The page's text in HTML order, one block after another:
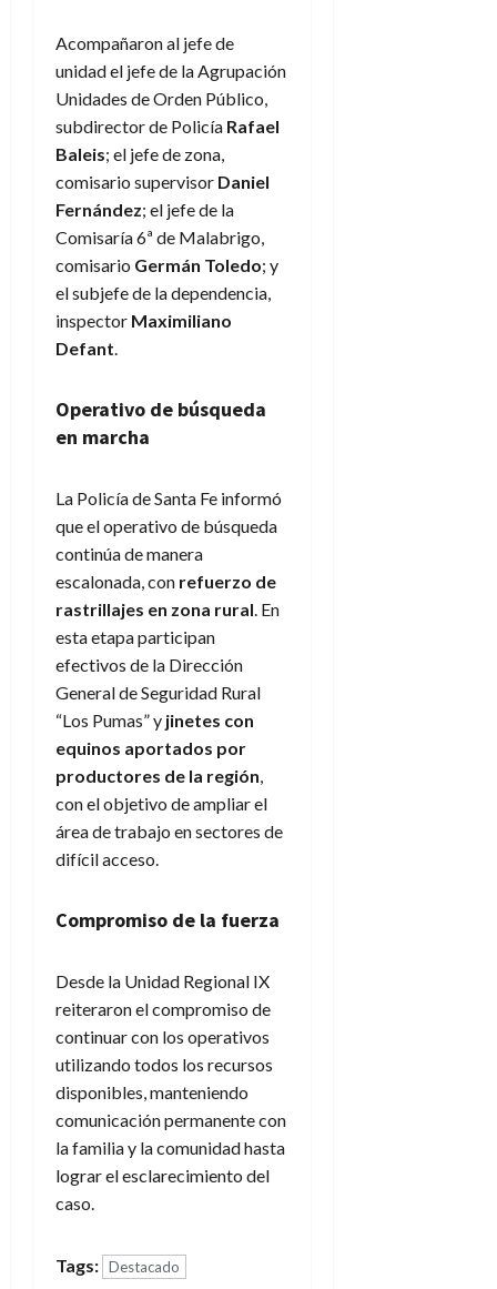
Acompañaron al jefe de
unidad el jefe de la Agrupación
Unidades de Orden Público,
subdirector de Policía Rafael
Baleis; el jefe de zona,
comisario supervisor Daniel
Fernández; el jefe de la
Comisaría 6ª de Malabrigo,
comisario Germán Toledo; y
el subjefe de la dependencia,
inspector Maximiliano
Defant
Operativo de búsqueda
en marcha
La Policía de Santa Fe informó
que el operativo de búsqueda
continúa de manera
escalonada, con refuerzo de
rastrillajes en zona rural . En
esta etapa participan
efectivos de la Dirección
General de Seguridad Rural
“Los Pumas” y jinetes con
equinos aportados por
productores de la región
con el objetivo de ampliar el
área de trabajo en sectores de
difícil acceso.
Compromiso de la fuerza
Desde la Unidad Regional IX
reiteraron el compromiso de
continuar con los operativos
utilizando todos los recursos
disponibles, manteniendo
comunicación permanente con
la familia y la comunidad hasta
lograr el esclarecimiento del
caso.
Tags: Destacado